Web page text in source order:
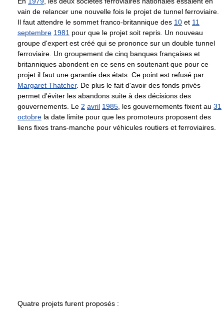
vain de relancer une nouvelle fois le projet de tunnel ferroviaire.
Il faut attendre le sommet franco-britannique des 10 et 11
septembre 1981 pour que le projet soit repris. Un nouveau
groupe d'expert est créé qui se prononce sur un double tunnel
ferroviaire. Un groupement de cinq banques françaises et
britanniques abondent en ce sens en soutenant que pour ce
projet il faut une garantie des états. Ce point est refusé par
Margaret Thatcher. De plus le fait d'avoir des fonds privés
permet d'éviter les abandons suite à des décisions des
gouvernements. Le 2 avril 1985 , les gouvernements fixent au 31
octobre la date limite pour que les promoteurs proposent des
liens fixes trans-manche pour véhicules routiers et ferroviaires.
Quatre projets furent proposés :